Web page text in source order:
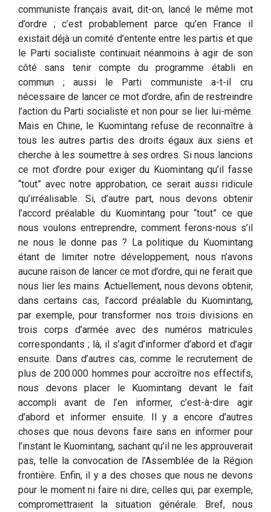
communiste français avait, dit-on, lancé le même mot
d’ordre ; c’est probablement parce qu’en France il
existait déjà un comité d’entente entre les partis et que
le Parti socialiste continuait néanmoins à agir de son
côté sans tenir compte du programme établi en
commun ; aussi le Parti communiste a-t-il cru
nécessaire de lancer ce mot d’ordre, afin de restreindre
l’action du Parti socialiste et non pour se lier lui-même.
Mais en Chine, le Kuomintang refuse de reconnaître à
tous les autres partis des droits égaux aux siens et
cherche à les soumettre à ses ordres. Si nous lancions
ce mot d’ordre pour exiger du Kuomintang qu’il fasse
“tout” avec notre approbation, ce serait aussi ridicule
qu’irréalisable. Si, d’autre part, nous devons obtenir
l’accord préalable du Kuomintang pour “tout” ce que
nous voulons entreprendre, comment ferons-nous s’il
ne nous le donne pas ? La politique du Kuomintang
étant de limiter notre développement, nous n’avons
aucune raison de lancer ce mot d’ordre, qui ne ferait que
nous lier les mains. Actuellement, nous devons obtenir,
dans certains cas, l’accord préalable du Kuomintang,
par exemple, pour transformer nos trois divisions en
trois corps d’armée avec des numéros matricules
correspondants ; là, il s’agit d’informer d’abord et d’agir
ensuite. Dans d’autres cas, comme le recrutement de
plus de 200.000 hommes pour accroître nos effectifs,
nous devons placer le Kuomintang devant le fait
accompli avant de l’en informer, c’est-à-dire agir
d’abord et informer ensuite. Il y a encore d’autres
choses que nous devons faire sans en informer pour
l’instant le Kuomintang, sachant qu’il ne les approuverait
pas, telle la convocation de l’Assemblée de la Région
frontière. Enfin, il y a des choses que nous ne devons
pour le moment ni faire ni dire, celles qui, par exemple,
compromettraient la situation générale. Bref, nous